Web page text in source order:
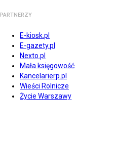
PARTNERZY
E-kiosk.pl
E-gazety.pl
Nexto.pl
Mała księgowość
Kancelarierp.pl
Wieści Rolnicze
Życie Warszawy